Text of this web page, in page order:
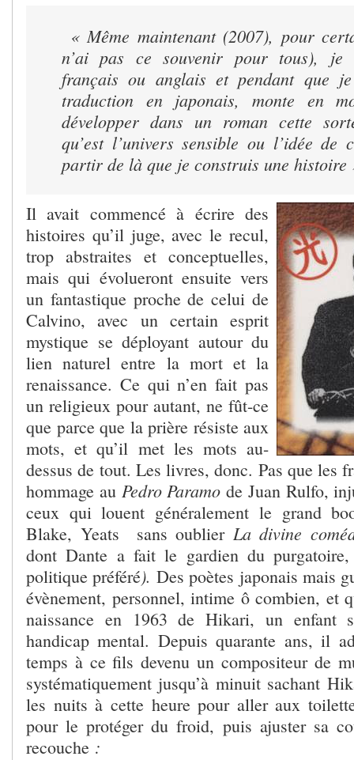
« Même maintenant (2007), pour
n’ai pas ce souvenir pour tous), je
français ou anglais et pendant que
traduction en japonais, monte en
développer dans un roman cette
qu’est l’univers sensible ou l’idée de
partir de là que je construis une histoire
Il avait commencé à écrire des
histoires qu’il juge, avec le recul,
trop abstraites et conceptuelles,
mais qui évolueront ensuite vers
un fantastique proche de celui de
Calvino, avec un certain esprit
mystique se déployant autour du
lien naturel entre la mort et la
renaissance. Ce qui n’en fait pas
un religieux pour autant, ne fût-ce
que parce que la prière résiste aux
mots, et qu’il met les mots au-
dessus de tout. Les livres, donc. Pas que les
hommage au Pedro Paramo de Juan Rulfo,
ceux qui louent généralement le grand
Blake, Yeats sans oublier La divine
dont Dante a fait le gardien du purgatoire,
politique préféré). Des poètes japonais mais
évènement, personnel, intime ô combien, et
naissance en 1963 de Hikari, un enfant
handicap mental. Depuis quarante ans, il
temps à ce fils devenu un compositeur de
systématiquement jusqu’à minuit sachant
les nuits à cette heure pour aller aux
pour le protéger du froid, puis ajuster sa
recouche :